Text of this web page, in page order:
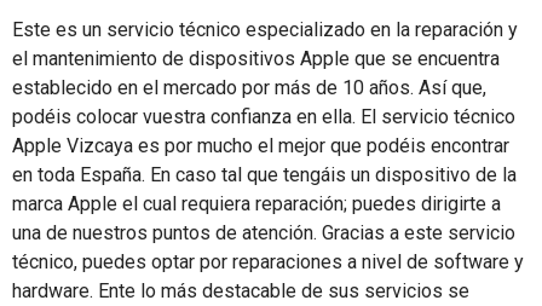
Este es un servicio técnico especializado en la reparación y
el mantenimiento de dispositivos Apple que se encuentra
establecido en el mercado por más de 10 años. Así que,
podéis colocar vuestra confianza en ella. El servicio técnico
Apple Vizcaya es por mucho el mejor que podéis encontrar
en toda España. En caso tal que tengáis un dispositivo de la
marca Apple el cual requiera reparación; puedes dirigirte a
una de nuestros puntos de atención. Gracias a este servicio
técnico, puedes optar por reparaciones a nivel de software y
hardware. Ente lo más destacable de sus servicios se